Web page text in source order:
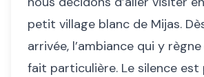
petit village blanc de Mijas.
arrivée, l’ambiance qui y
fait particulière. Le silence